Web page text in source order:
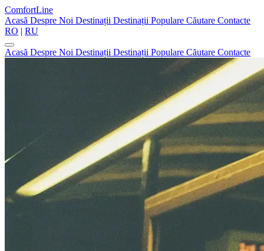
ComfortLine
Acasă Despre Noi Destinații Destinații Populare Căutare Contacte
RO | RU
Acasă Despre Noi Destinații Destinații Populare Căutare Contacte